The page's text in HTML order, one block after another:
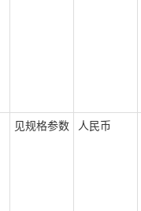
见规格参数 人民币